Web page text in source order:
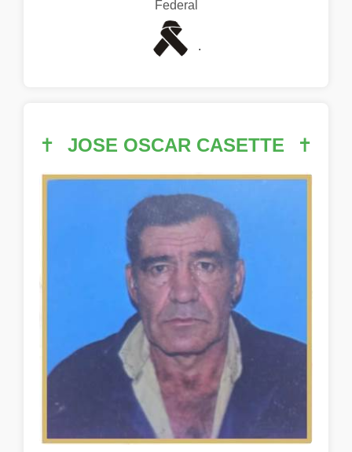
Federal
.
✝ JOSE OSCAR CASETTE ✝